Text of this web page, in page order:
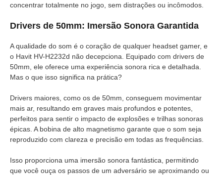
concentrar totalmente no jogo, sem distrações ou incômodos.
Drivers de 50mm: Imersão Sonora Garantida
A qualidade do som é o coração de qualquer headset gamer, e
o Havit HV-H2232d não decepciona. Equipado com drivers de
50mm, ele oferece uma experiência sonora rica e detalhada.
Mas o que isso significa na prática?
Drivers maiores, como os de 50mm, conseguem movimentar
mais ar, resultando em graves mais profundos e potentes,
perfeitos para sentir o impacto de explosões e trilhas sonoras
épicas. A bobina de alto magnetismo garante que o som seja
reproduzido com clareza e precisão em todas as frequências.
Isso proporciona uma imersão sonora fantástica, permitindo
que você ouça os passos de um adversário se aproximando ou